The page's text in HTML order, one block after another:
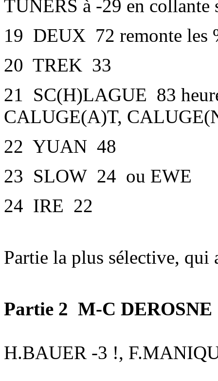
TUNERS à -29 en collante
19 DEUX 72 remonte les
20 TREK 33
21 SC(H)LAGUE 83
CALUGE(A)T,
22 YUAN 48
23 SLOW 24 ou EWE
24 IRE 22
Partie la plus sélective, qui
Partie 2 M-C DEROSNE
H.BAUER -3 !,